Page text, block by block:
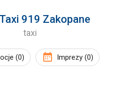
919 Zakopane
taxi
(0) Imprezy (0)